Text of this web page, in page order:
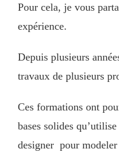
Pour cela, je vous
expérience.
Depuis plusieurs
travaux de plusieurs
Ces formations ont
bases solides
designer pour